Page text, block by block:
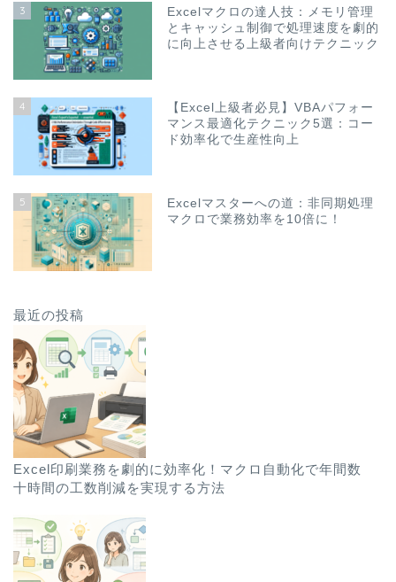
3
Excelマクロの達人技：メモリ管理
とキャッシュ制御で処理速度を劇的
に向上させる上級者向けテクニック
4
【Excel上級者必見】VBAパフォー
マンス最適化テクニック5選：コー
ド効率化で生産性向上
5
Excelマスターへの道：非同期処理
マクロで業務効率を10倍に！
最近の投稿
Excel印刷業務を劇的に効率化！マクロ自動化で年間数
十時間の工数削減を実現する方法